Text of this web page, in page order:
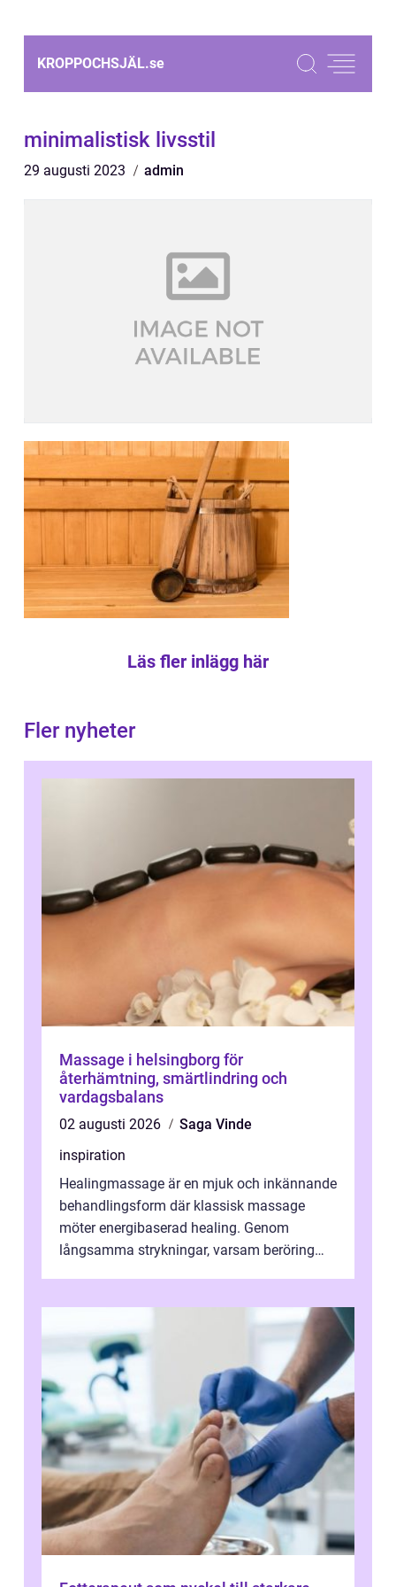
KROPPOCHSJÄL.se
minimalistisk livsstil
29 augusti 2023 admin
Läs fler inlägg här
Fler nyheter
Massage i helsingborg för
återhämtning, smärtlindring och
vardagsbalans
02 augusti 2026
Saga Vinde
inspiration
Healingmassage är en mjuk och inkännande
behandlingsform där klassisk massage
möter energibaserad healing. Genom
långsamma strykningar, varsam beröring